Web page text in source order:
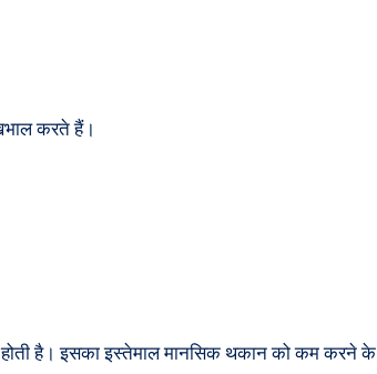
करते हैं।
है। इसका इस्तेमाल मानसिक थकान को कम करने के